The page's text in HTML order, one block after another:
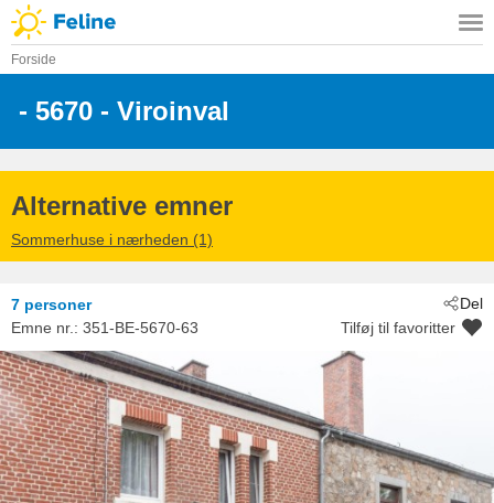
Forside
- 5670 - Viroinval
Alternative emner
Sommerhuse i nærheden (1)
Del
7 personer
Emne nr.: 351-BE-5670-63 Tilføj til favoritter